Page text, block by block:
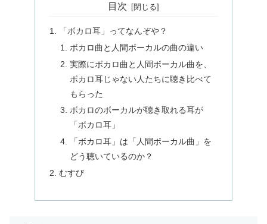
目次
「ボカロ耳」ってなんぞや？
ボカロ曲と人間ボーカルの曲の違い
実際にボカロ曲と人間ボーカル曲を、
ボカロ耳じゃない人たちに聴き比べて
もらった
ボカロのボーカルが聴き取れる耳が
「ボカロ耳」
「ボカロ耳」は「人間ボーカル曲」を
どう聴いているのか？
むすび